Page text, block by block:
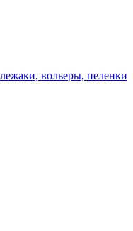
вольеры, пеленки